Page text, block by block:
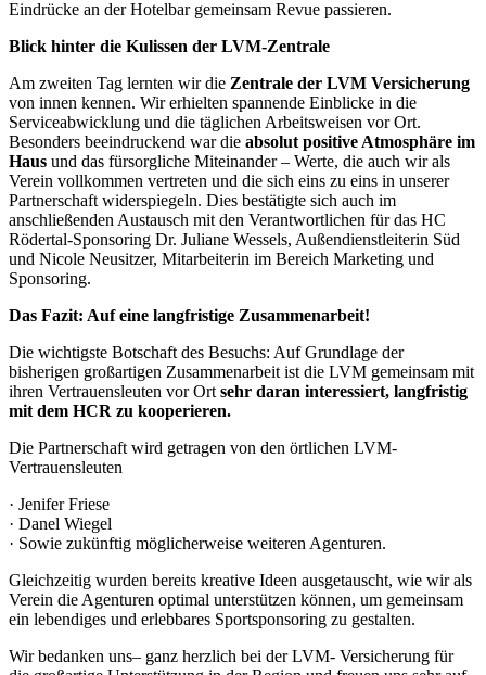
Eindrücke an der Hotelbar gemeinsam Revue passieren.
Blick hinter die Kulissen der LVM-Zentrale
Am zweiten Tag lernten wir die Zentrale der LVM Versicherung
von innen kennen. Wir erhielten spannende Einblicke in die
Serviceabwicklung und die täglichen Arbeitsweisen vor Ort.
Besonders beeindruckend war die absolut positive Atmosphäre im
Haus und das fürsorgliche Miteinander – Werte, die auch wir als
Verein vollkommen vertreten und die sich eins zu eins in unserer
Partnerschaft widerspiegeln. Dies bestätigte sich auch im
anschließenden Austausch mit den Verantwortlichen für das HC
Rödertal-Sponsoring Dr. Juliane Wessels, Außendienstleiterin Süd
und Nicole Neusitzer, Mitarbeiterin im Bereich Marketing und
Sponsoring.
Das Fazit: Auf eine langfristige Zusammenarbeit!
Die wichtigste Botschaft des Besuchs: Auf Grundlage der
bisherigen großartigen Zusammenarbeit ist die LVM gemeinsam mit
ihren Vertrauensleuten vor Ortsehr daran interessiert, langfristig
mit dem HCR zu kooperieren.
Die Partnerschaft wird getragen von den örtlichen LVM-
Vertrauensleuten
· Jenifer Friese
· Danel Wiegel
· Sowie zukünftig möglicherweise weiteren Agenturen.
Gleichzeitig wurden bereits kreative Ideen ausgetauscht, wie wir als
Verein die Agenturen optimal unterstützen können, um gemeinsam
ein lebendiges und erlebbares Sportsponsoring zu gestalten.
Wir bedanken uns– ganz herzlich bei der LVM- Versicherung für